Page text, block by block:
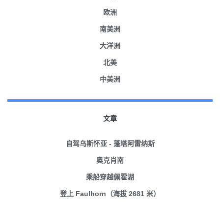
欧洲
南美洲
大洋洲
北美
中美洲
文章
自驾乌斯怀亚 - 蓬塔阿雷纳斯
奥克肖南
乘船穿越佩霍湖
登上 Faulhorn（海拔 2681 米）